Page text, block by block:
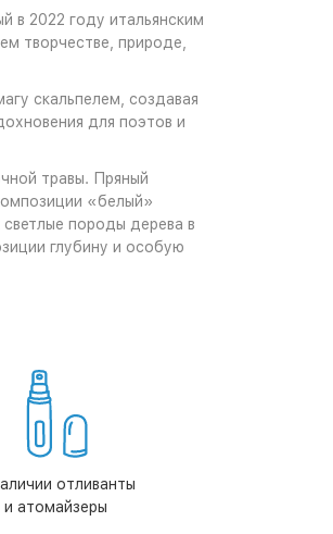
в 2022 году итальянским
творчестве, природе,
скальпелем, создавая
для поэтов и
травы. Пряный
«белый»
породы дерева в
глубину и особую
отливанты
и атомайзеры